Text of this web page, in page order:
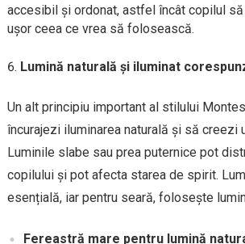
accesibil și ordonat, astfel încât copilul
ușor ceea ce vrea să folosească.
Lumină naturală și iluminat
Un alt principiu important al stilului
încurajezi iluminarea naturală și să creezi
Luminile slabe sau prea puternice pot
copilului și pot afecta starea de spirit.
esențială, iar pentru seară, folosește
Fereastră mare pentru lumină